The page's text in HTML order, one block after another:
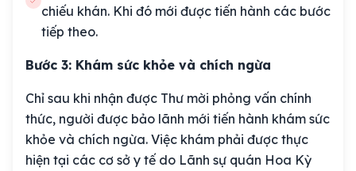
chiếu khán. Khi đó mới được tiến hành các bước
tiếp theo.
Bước 3: Khám sức khỏe và chích ngừa
Chỉ sau khi nhận được Thư mời phỏng vấn chính
thức, người được bảo lãnh mới tiến hành khám sức
khỏe và chích ngừa. Việc khám phải được thực
hiện tại các cơ sở y tế do Lãnh sự quán Hoa Kỳ